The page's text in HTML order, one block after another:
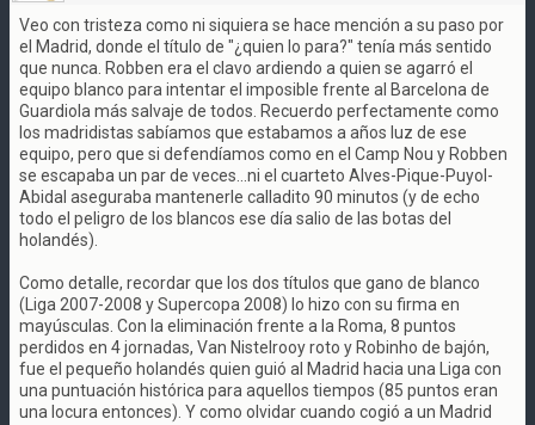
Veo con tristeza como ni siquiera se hace mención a su paso por
el Madrid, donde el título de "¿quien lo para?" tenía más sentido
que nunca. Robben era el clavo ardiendo a quien se agarró el
equipo blanco para intentar el imposible frente al Barcelona de
Guardiola más salvaje de todos. Recuerdo perfectamente como
los madridistas sabíamos que estabamos a años luz de ese
equipo, pero que si defendíamos como en el Camp Nou y Robben
se escapaba un par de veces...ni el cuarteto Alves-Pique-Puyol-
Abidal aseguraba mantenerle calladito 90 minutos (y de echo
todo el peligro de los blancos ese día salio de las botas del
holandés).
Como detalle, recordar que los dos títulos que gano de blanco
(Liga 2007-2008 y Supercopa 2008) lo hizo con su firma en
mayúsculas. Con la eliminación frente a la Roma, 8 puntos
perdidos en 4 jornadas, Van Nistelrooy roto y Robinho de bajón,
fue el pequeño holandés quien guió al Madrid hacia una Liga con
una puntuación histórica para aquellos tiempos (85 puntos eran
una locura entonces). Y como olvidar cuando cogió a un Madrid